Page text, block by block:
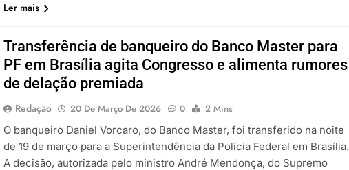
Ler mais
Transferência de banqueiro do Banco Master para
PF em Brasília agita Congresso e alimenta rumores
de delação premiada
Redação 20 De Março De 2026 0
2 Mins
O banqueiro Daniel Vorcaro, do Banco Master, foi transferido na noite
de 19 de março para a Superintendência da Polícia Federal em Brasília.
A decisão, autorizada pelo ministro André Mendonça, do Supremo